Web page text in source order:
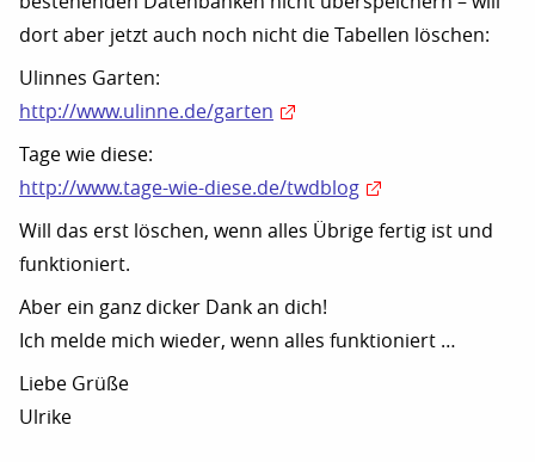
dort aber jetzt auch noch nicht die Tabellen löschen:
Ulinnes Garten:
http://www.ulinne.de/garten
Tage wie diese:
http://www.tage-wie-diese.de/twdblog
Will das erst löschen, wenn alles Übrige fertig ist und
funktioniert.
Aber ein ganz dicker Dank an dich!
Ich melde mich wieder, wenn alles funktioniert …
Liebe Grüße
Ulrike